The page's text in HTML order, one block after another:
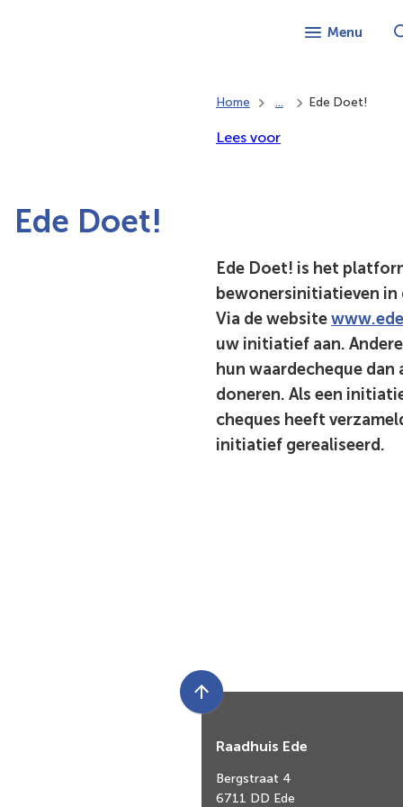
Menu
Home ... Ede Doet!
Lees voor
Ede Doet!
Ede Doet! is het
bewonersinitiatieven in
Via de website
uw initiatief aan.
hun waardecheque
doneren. Als een
cheques heeft
initiatief gerealiseerd.
Scroll
boven
het
Raadhuis Ede
Bergstraat 4
6711 DD Ede